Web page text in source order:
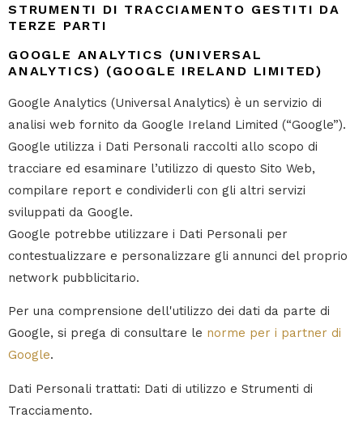
STRUMENTI DI TRACCIAMENTO GESTITI DA
TERZE PARTI
GOOGLE ANALYTICS (UNIVERSAL
ANALYTICS) (GOOGLE IRELAND LIMITED)
Google Analytics (Universal Analytics) è un servizio di
analisi web fornito da Google Ireland Limited (“Google”).
Google utilizza i Dati Personali raccolti allo scopo di
tracciare ed esaminare l’utilizzo di questo Sito Web,
compilare report e condividerli con gli altri servizi
sviluppati da Google.
Google potrebbe utilizzare i Dati Personali per
contestualizzare e personalizzare gli annunci del proprio
network pubblicitario.
Per una comprensione dell'utilizzo dei dati da parte di
Google, si prega di consultare le norme per i partner di
Google.
Dati Personali trattati: Dati di utilizzo e Strumenti di
Tracciamento.